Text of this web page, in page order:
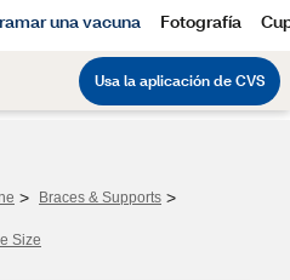
> Braces & Supports >
Size